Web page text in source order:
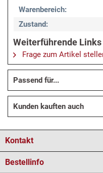
Warenbereich:
Zustand:
Weiterführende Links
Frage zum Artikel
Passend für...
Kunden kauften auch
Kontakt
Bestellinfo